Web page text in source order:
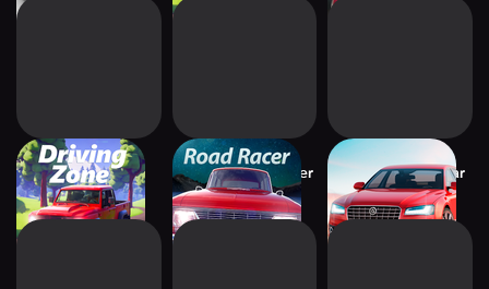
Driving Zone:
Offroad
Russian Road Racer
Driving Zone 2: Car
simulator